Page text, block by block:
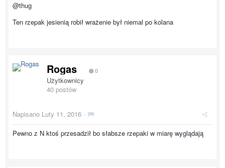
@thug
Ten rzepak jesienią robił wrażenie był niemal po kolana
Rogas 0
Użytkownicy
40 postów
Napisano Luty 11, 2016 ·
Pewno z N ktoś przesadził bo słabsze rzepaki w miarę wyglądają